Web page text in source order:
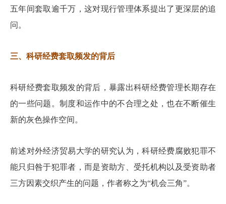
五年间套取逾千万，这对现行管理体系提出了更深层的追
问。
三、科研经费套取频发的背后
科研经费套取频发的背后，暴露出科研经费管理长期存在
的一些问题。制度和运作中的不合理之处，也在不断催生
新的灰色操作空间。
前述对外经济贸易大学的研究认为，科研经费腐败犯罪不
能只归咎于犯罪者，而是资助方、受托机构以及受资助者
三方因素交织产生的问题，作者称之为“机会三角”。